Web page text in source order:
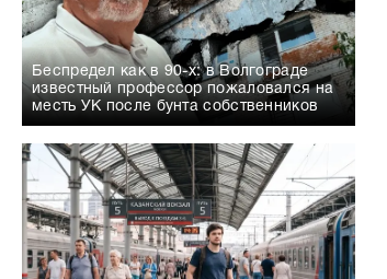
Беспредел как в 90-х: в Волгограде
известный профессор пожаловался на
месть УК после бунта собственников